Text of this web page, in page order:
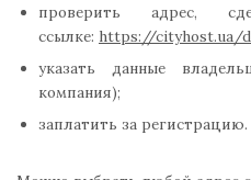
проверить адрес,
ссылке: https://cityhost.ua/
указать данные
компания);
заплатить за регистрацию.